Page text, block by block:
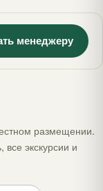
менеджеру
размещении.
экскурсии и